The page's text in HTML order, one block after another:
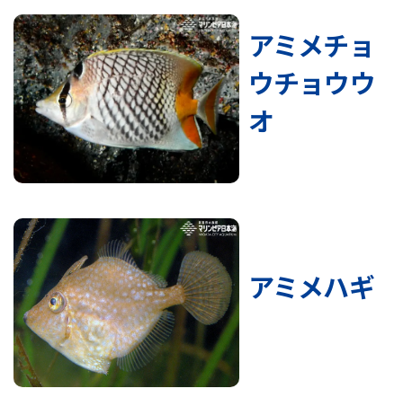
アミメチョ
ウチョウウ
オ
アミメハギ